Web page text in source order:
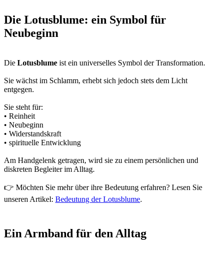
Die Lotusblume: ein Symbol für
Neubeginn
Die Lotusblume ist ein universelles Symbol der Transformation.
Sie wächst im Schlamm, erhebt sich jedoch stets dem Licht
entgegen.
Sie steht für:
• Reinheit
• Neubeginn
• Widerstandskraft
• spirituelle Entwicklung
Am Handgelenk getragen, wird sie zu einem persönlichen und
diskreten Begleiter im Alltag.
👉 Möchten Sie mehr über ihre Bedeutung erfahren? Lesen Sie
unseren Artikel: Bedeutung der Lotusblume.
Ein Armband für den Alltag